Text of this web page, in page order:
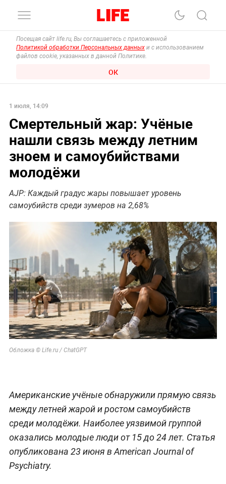
Посещая сайт life.ru, Вы соглашаетесь с приложенной
Политикой обработки Персональных данных и с использованием
файлов cookie, указанных в данной Политике.
ОК
1 июля, 14:09
Смертельный жар: Учёные
нашли связь между летним
зноем и самоубийствами
молодёжи
AJP: Каждый градус жары повышает уровень
самоубийств среди зумеров на 2,68%
Обложка © Life.ru / ChatGPT
Американские учёные обнаружили прямую связь
между летней жарой и ростом самоубийств
среди молодёжи. Наиболее уязвимой группой
оказались молодые люди от 15 до 24 лет. Статья
опубликована 23 июня в American Journal of
Psychiatry.